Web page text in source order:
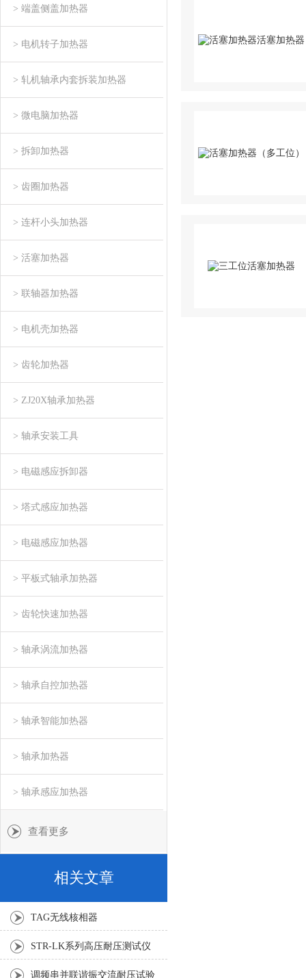
> 端盖侧盖加热器
> 电机转子加热器
> 轧机轴承内套拆装加热器
> 微电脑加热器
> 拆卸加热器
> 齿圈加热器
> 连杆小头加热器
> 活塞加热器
> 联轴器加热器
> 电机壳加热器
> 齿轮加热器
> ZJ20X轴承加热器
> 轴承安装工具
> 电磁感应拆卸器
> 塔式感应加热器
> 电磁感应加热器
> 平板式轴承加热器
> 齿轮快速加热器
> 轴承涡流加热器
> 轴承自控加热器
> 轴承智能加热器
> 轴承加热器
> 轴承感应加热器
查看更多
相关文章
TAG无线核相器
STR-LK系列高压耐压测试仪
调频串并联谐振交流耐压试验